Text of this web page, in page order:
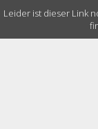
Leider ist dieser Link